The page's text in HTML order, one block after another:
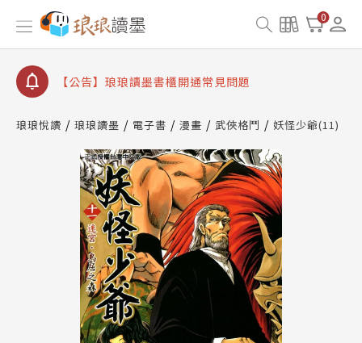
0
【公告】琅琅書店服務升級重要說明及資產合併結果
查詢
【公告】琅琅讀墨數位閱讀資產合併與書櫃開通申請
【公告】琅琅讀墨書櫃開通常見問題
請圖文教學
查詢
【公告】琅琅讀墨數位閱讀資產合併與書櫃開通申請
琅琅悅讀 琅琅讀墨 電子書 漫畫 武俠格鬥 妖怪少爺(11)